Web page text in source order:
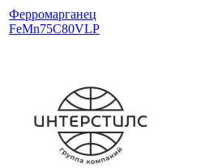
Ферромарганец
FeMn75C80VLP